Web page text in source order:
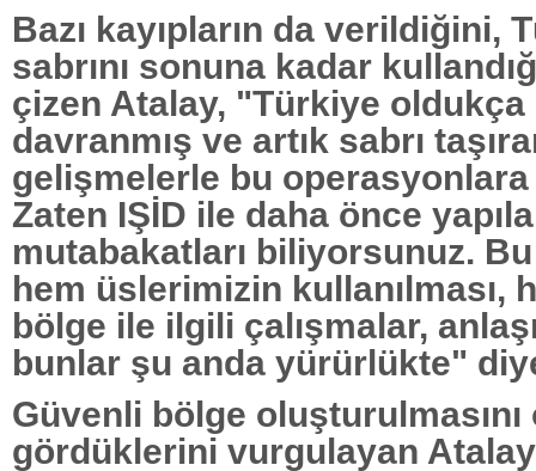
Bazı kayıpların da verildiğini,
sabrını sonuna kadar
çizen Atalay, "Türkiye oldukça
davranmış ve artık sabrı
gelişmelerle bu operasyonlara
Zaten IŞİD ile daha önce
mutabakatları biliyorsunuz.
hem üslerimizin kullanılması,
bölge ile ilgili çalışmalar,
bunlar şu anda yürürlükte"
Güvenli bölge oluşturulmasını
gördüklerini vurgulayan